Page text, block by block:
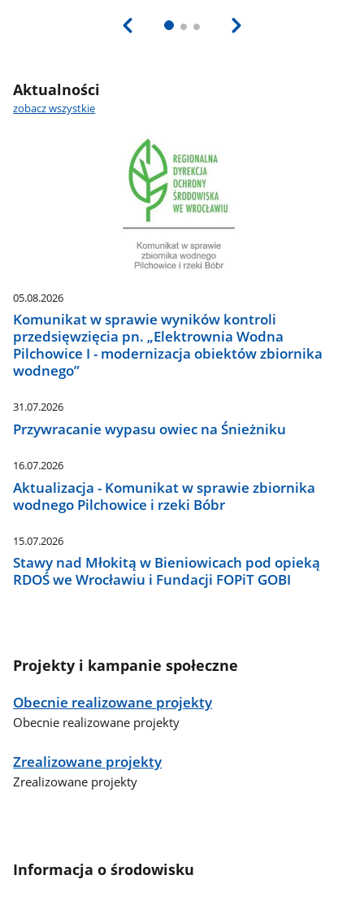
Aktualności
zobacz wszystkie
05.08.2026
Komunikat w sprawie wyników kontroli
przedsięwzięcia pn. „Elektrownia Wodna
Pilchowice I - modernizacja obiektów zbiornika
wodnego”
31.07.2026
Przywracanie wypasu owiec na Śnieżniku
16.07.2026
Aktualizacja - Komunikat w sprawie zbiornika
wodnego Pilchowice i rzeki Bóbr
15.07.2026
Stawy nad Młokitą w Bieniowicach pod opieką
RDOŚ we Wrocławiu i Fundacji FOPiT GOBI
Projekty i kampanie społeczne
Obecnie realizowane projekty
Obecnie realizowane projekty
Zrealizowane projekty
Zrealizowane projekty
Informacja o środowisku